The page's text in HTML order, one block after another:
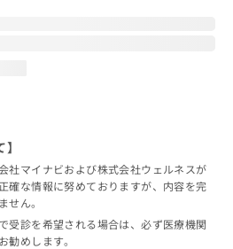
社マイナビおよび株式会社ウェルネスが
確な情報に努めておりますが、内容を完
せん。
受診を希望される場合は、必ず医療機関
勧めします。